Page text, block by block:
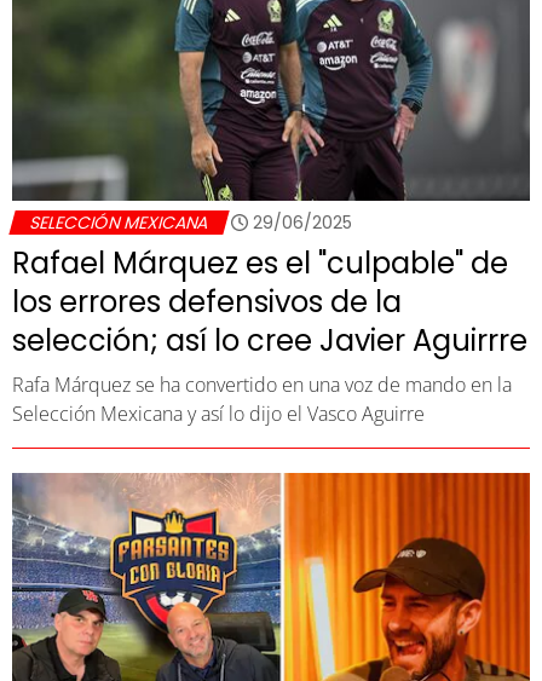
SELECCIÓN MEXICANA 29/06/2025
Rafael Márquez es el "culpable" de
los errores defensivos de la
selección; así lo cree Javier Aguirrre
Rafa Márquez se ha convertido en una voz de mando en la
Selección Mexicana y así lo dijo el Vasco Aguirre